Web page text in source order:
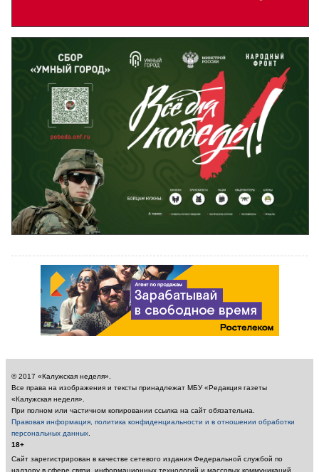
© 2017 «Калужская неделя».
Все права на изображения и тексты принадлежат МБУ «Редакция газеты
«Калужская неделя».
При полном или частичном копировании ссылка на сайт обязательна.
Правовая информация, политика конфиденциальности и в отношении обработки
персональных данных
18+
Сайт зарегистрирован в качестве сетевого издания Федеральной службой по
надзору в сфере связи, информационных технологий и массовых коммуникаций